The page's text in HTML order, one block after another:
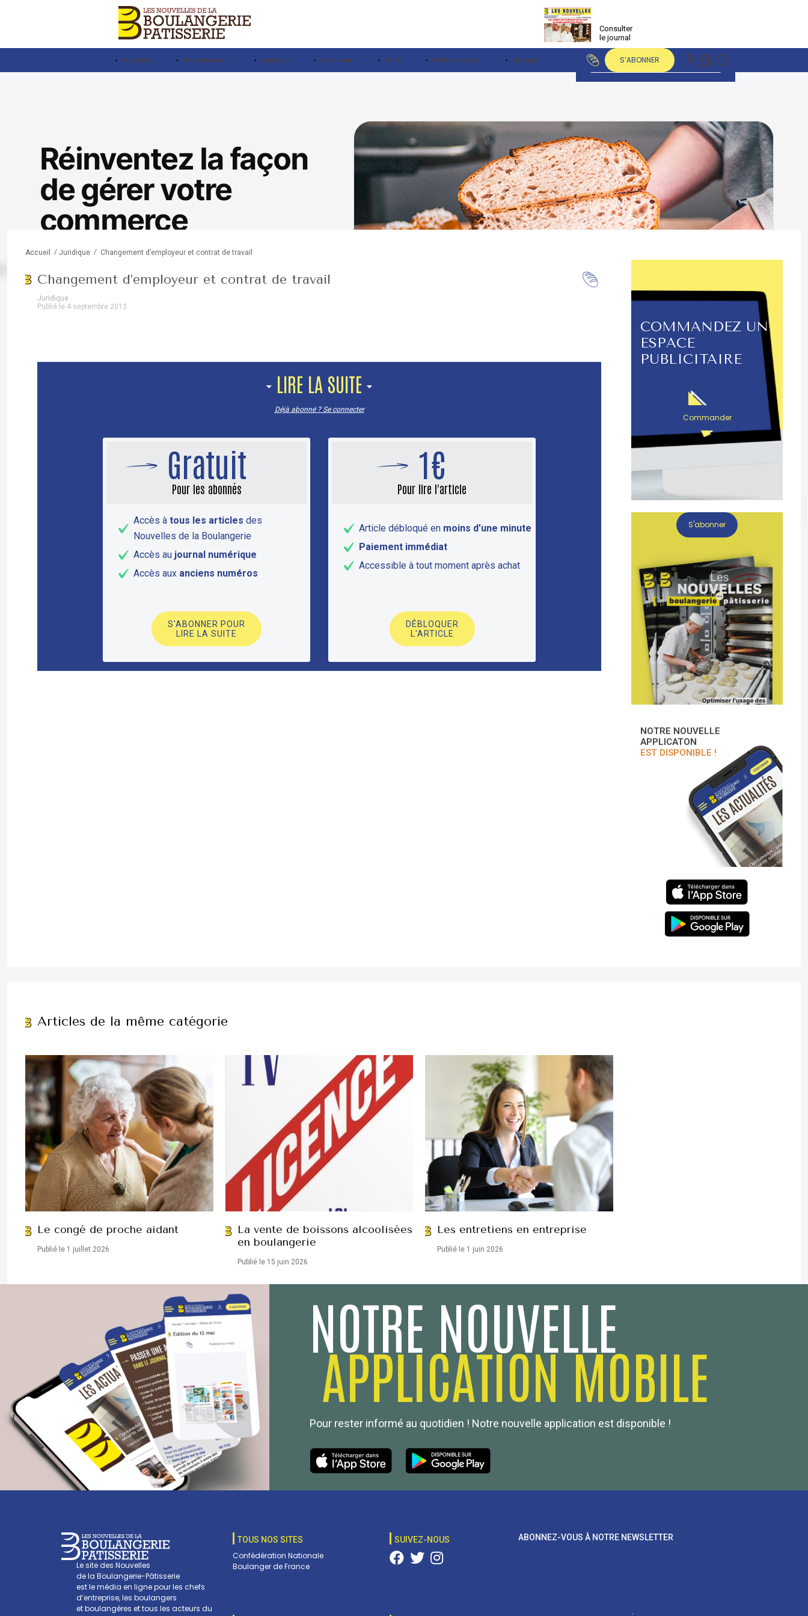
Consulter
le journal
Actualités Rencontre avec… Juridique Savoir-faire Santé Petites annonces Boutique S’ABONNER
Accueil / Juridique / Changement d’employeur et contrat de travail
Changement d’employeur et contrat de travail
Juridique
Publié le 4 septembre 2012
LIRE LA SUITE
Déjà abonné ? Se connecter
Gratuit
Pour les abonnés
Accès à tous les articles des
Nouvelles de la Boulangerie
Accès au journal numérique
Accès aux anciens numéros
S'ABONNER POUR
LIRE LA SUITE
1€
Pour lire l'article
Article débloqué en moins d’une minute
Paiement immédiat
Accessible à tout moment après achat
DÉBLOQUER
L'ARTICLE
COMMANDEZ UN
ESPACE
PUBLICITAIRE
Commander
S'abonner
NOTRE NOUVELLE
APPLICATON
EST DISPONIBLE !
Articles de la même catégorie
Le congé de proche aidant
Publié le 1 juillet 2026
La vente de boissons alcoolisées
en boulangerie
Publié le 15 juin 2026
Les entretiens en entreprise
Publié le 1 juin 2026
NOTRE NOUVELLE
APPLICATION MOBILE
Pour rester informé au quotidien ! Notre nouvelle application est disponible !
Le site des Nouvelles
de la Boulangerie-Pâtisserie
est le média en ligne pour les chefs
d’entreprise, les boulangers
et boulangères et tous les acteurs du
TOUS NOS SITES
Confédération Nationale
Boulanger de France
SUIVEZ-NOUS ABONNEZ-VOUS À NOTRE NEWSLETTER